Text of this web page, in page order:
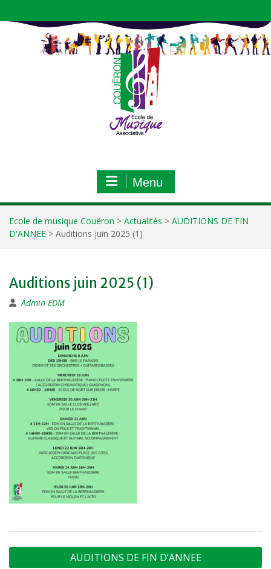
au
Menu
Ecole de musique Couëron > Actualités > AUDITIONS DE FIN
D'ANNEE > Auditions juin 2025 (1)
Auditions juin 2025 (1)
Admin EDM
Navigation
AUDITIONS DE FIN D’ANNEE